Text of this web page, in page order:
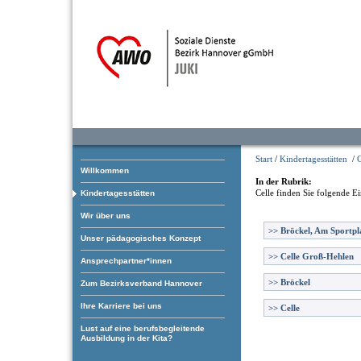
Willkommen
Kindertagesstätten
Wir über uns
Unser pädagogisches Konzept
Ansprechpartner*innen
Zum Bezirksverband Hannover
Ihre Karriere bei uns
Lust auf eine berufsbegleitende
Ausbildung in der Kita?
Start / Kindertagesstätten /
In der Rubrik:
Celle finden Sie folgende
>> Bröckel, Am
>> Celle Groß-Hehlen
>> Bröckel
>> Celle